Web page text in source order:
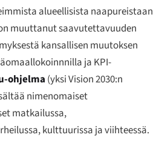
alueellisista naapureistaan
muuttanut saavutettavuuden
kansallisen muutoksen
ja KPI-
ohjelma (yksi Vision 2030:n
nimenomaiset
matkailussa,
kulttuurissa ja viihteessä.